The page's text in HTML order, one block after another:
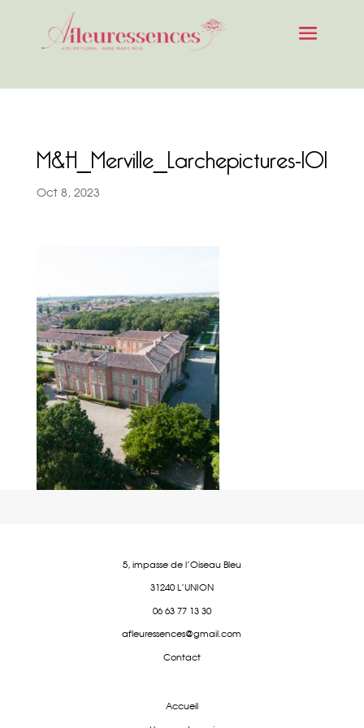
M&H_Merville_Larchepictures-101
Oct 8, 2023
5, impasse de l'Oiseau Bleu
31240 L'UNION
06 63 77 13 30
afleuressences@gmail.com
Contact
Accueil